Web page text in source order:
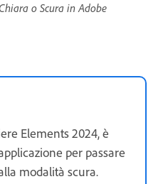
o Scura in Adobe
Elements 2024, è
per passare
modalità scura.